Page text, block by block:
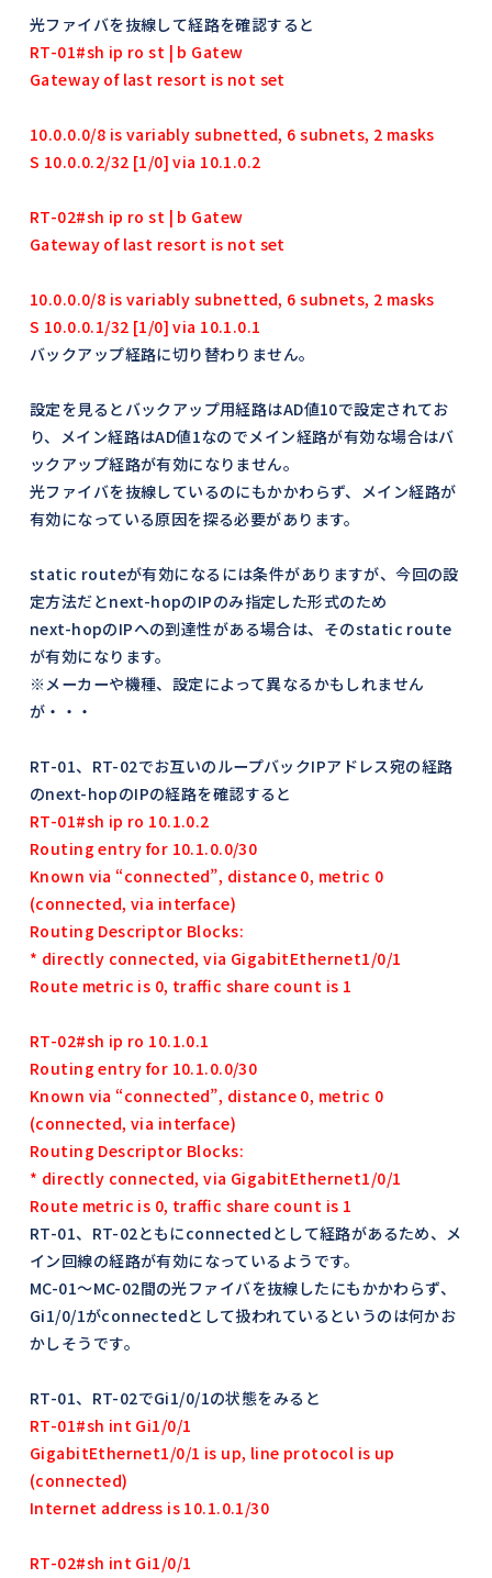
光ファイバを抜線して経路を確認すると
RT-01#sh ip ro st | b Gatew
Gateway of last resort is not set
10.0.0.0/8 is variably subnetted, 6 subnets, 2 masks
S 10.0.0.2/32 [1/0] via 10.1.0.2
RT-02#sh ip ro st | b Gatew
Gateway of last resort is not set
10.0.0.0/8 is variably subnetted, 6 subnets, 2 masks
S 10.0.0.1/32 [1/0] via 10.1.0.1
バックアップ経路に切り替わりません。
設定を見るとバックアップ用経路はAD値10で設定されてお
り、メイン経路はAD値1なのでメイン経路が有効な場合はバ
ックアップ経路が有効になりません。
光ファイバを抜線しているのにもかかわらず、メイン経路が
有効になっている原因を探る必要があります。
static routeが有効になるには条件がありますが、今回の設
定方法だとnext-hopのIPのみ指定した形式のため
next-hopのIPへの到達性がある場合は、そのstatic route
が有効になります。
※メーカーや機種、設定によって異なるかもしれません
が・・・
RT-01、RT-02でお互いのループバックIPアドレス宛の経路
のnext-hopのIPの経路を確認すると
RT-01#sh ip ro 10.1.0.2
Routing entry for 10.1.0.0/30
Known via “connected”, distance 0, metric 0
(connected, via interface)
Routing Descriptor Blocks:
* directly connected, via GigabitEthernet1/0/1
Route metric is 0, traffic share count is 1
RT-02#sh ip ro 10.1.0.1
Routing entry for 10.1.0.0/30
Known via “connected”, distance 0, metric 0
(connected, via interface)
Routing Descriptor Blocks:
* directly connected, via GigabitEthernet1/0/1
Route metric is 0, traffic share count is 1
RT-01、RT-02ともにconnectedとして経路があるため、メ
イン回線の経路が有効になっているようです。
MC-01〜MC-02間の光ファイバを抜線したにもかかわらず、
Gi1/0/1がconnectedとして扱われているというのは何かお
かしそうです。
RT-01、RT-02でGi1/0/1の状態をみると
RT-01#sh int Gi1/0/1
GigabitEthernet1/0/1 is up, line protocol is up
(connected)
Internet address is 10.1.0.1/30
RT-02#sh int Gi1/0/1